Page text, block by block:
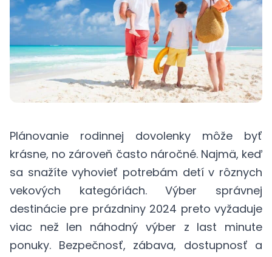
Plánovanie rodinnej dovolenky môže byť
krásne, no zároveň často náročné. Najmä, keď
sa snažíte vyhovieť potrebám detí v rôznych
vekových kategóriách. Výber správnej
destinácie pre prázdniny 2024 preto vyžaduje
viac než len náhodný výber z last minute
ponuky. Bezpečnosť, zábava, dostupnosť a